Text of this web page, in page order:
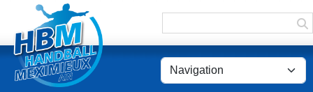
Panneau de gestion des cookies